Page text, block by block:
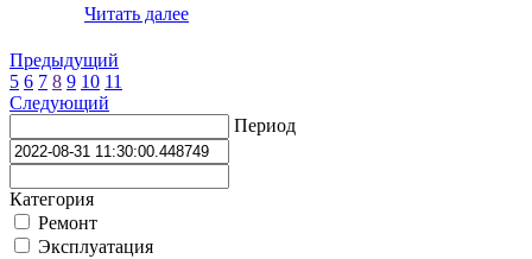
Читать далее
Предыдущий
5 6 7 8 9 10 11
Следующий
Период
Категория
Ремонт
Эксплуатация